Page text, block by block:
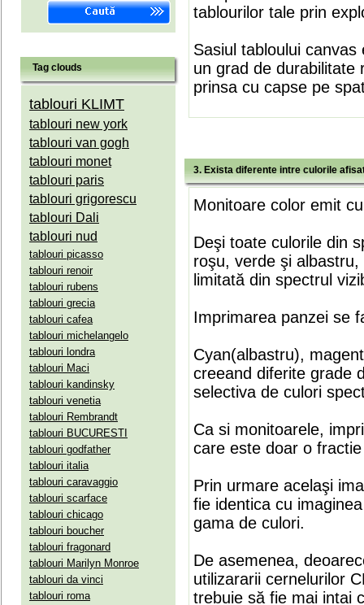
Tag clouds
tablouri KLIMT
tablouri new york
tablouri van gogh
tablouri monet
tablouri paris
tablouri grigorescu
tablouri Dali
tablouri nud
tablouri picasso
tablouri renoir
tablouri rubens
tablouri grecia
tablouri cafea
tablouri michelangelo
tablouri londra
tablouri Maci
tablouri kandinsky
tablouri venetia
tablouri Rembrandt
tablouri BUCURESTI
tablouri godfather
tablouri italia
tablouri caravaggio
tablouri scarface
tablouri chicago
tablouri boucher
tablouri fragonard
tablouri Marilyn Monroe
tablouri da vinci
tablouri roma
tablourilor tale prin
Sasiul tabloului
un grad de durabilitate
prinsa cu capse pe
3. Exista diferente intre culorile
Monitoare color emit
Deşi toate culorile din
roşu, verde şi
limitată din spectrul
Imprimarea panzei se
Cyan(albastru),
creeand diferite grade
selectiva de culori
Ca si monitoarele,
care este doar o
Prin urmare acelaşi
fie identica cu
gama de culori.
De asemenea,
utilizararii cernelurilor
trebuie să fie mai intai